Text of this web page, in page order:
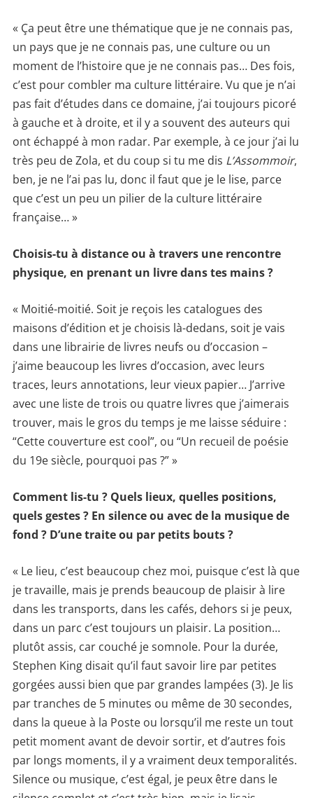
« Ça peut être une thématique que je ne connais pas,
un pays que je ne connais pas, une culture ou un
moment de l’histoire que je ne connais pas… Des fois,
c’est pour combler ma culture littéraire. Vu que je n’ai
pas fait d’études dans ce domaine, j’ai toujours picoré
à gauche et à droite, et il y a souvent des auteurs qui
ont échappé à mon radar. Par exemple, à ce jour j’ai lu
très peu de Zola, et du coup si tu me dis L’Assommoir,
ben, je ne l’ai pas lu, donc il faut que je le lise, parce
que c’est un peu un pilier de la culture littéraire
française… »
Choisis-tu à distance ou à travers une rencontre
physique, en prenant un livre dans tes mains ?
« Moitié-moitié. Soit je reçois les catalogues des
maisons d’édition et je choisis là-dedans, soit je vais
dans une librairie de livres neufs ou d’occasion –
j’aime beaucoup les livres d’occasion, avec leurs
traces, leurs annotations, leur vieux papier… J’arrive
avec une liste de trois ou quatre livres que j’aimerais
trouver, mais le gros du temps je me laisse séduire :
“Cette couverture est cool”, ou “Un recueil de poésie
du 19e siècle, pourquoi pas ?” »
Comment lis-tu ? Quels lieux, quelles positions,
quels gestes ? En silence ou avec de la musique de
fond ? D’une traite ou par petits bouts ?
« Le lieu, c’est beaucoup chez moi, puisque c’est là que
je travaille, mais je prends beaucoup de plaisir à lire
dans les transports, dans les cafés, dehors si je peux,
dans un parc c’est toujours un plaisir. La position…
plutôt assis, car couché je somnole. Pour la durée,
Stephen King disait qu’il faut savoir lire par petites
gorgées aussi bien que par grandes lampées (3). Je lis
par tranches de 5 minutes ou même de 30 secondes,
dans la queue à la Poste ou lorsqu’il me reste un tout
petit moment avant de devoir sortir, et d’autres fois
par longs moments, il y a vraiment deux temporalités.
Silence ou musique, c’est égal, je peux être dans le